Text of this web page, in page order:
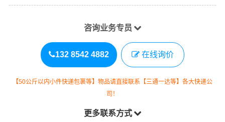
咨询业务专员
132 8542 4882 在线询价
【50公斤以内小件快递包裹等】物品请直接联系【三通一达等】各大快递公
司！
更多联系方式